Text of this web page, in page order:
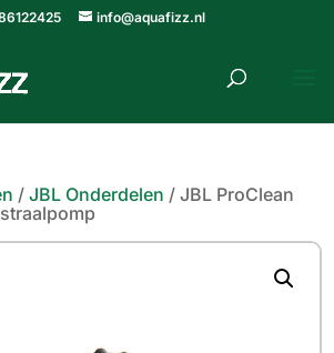
info@aquafizz.nl
/JBL Onderdelen / JBL ProClean